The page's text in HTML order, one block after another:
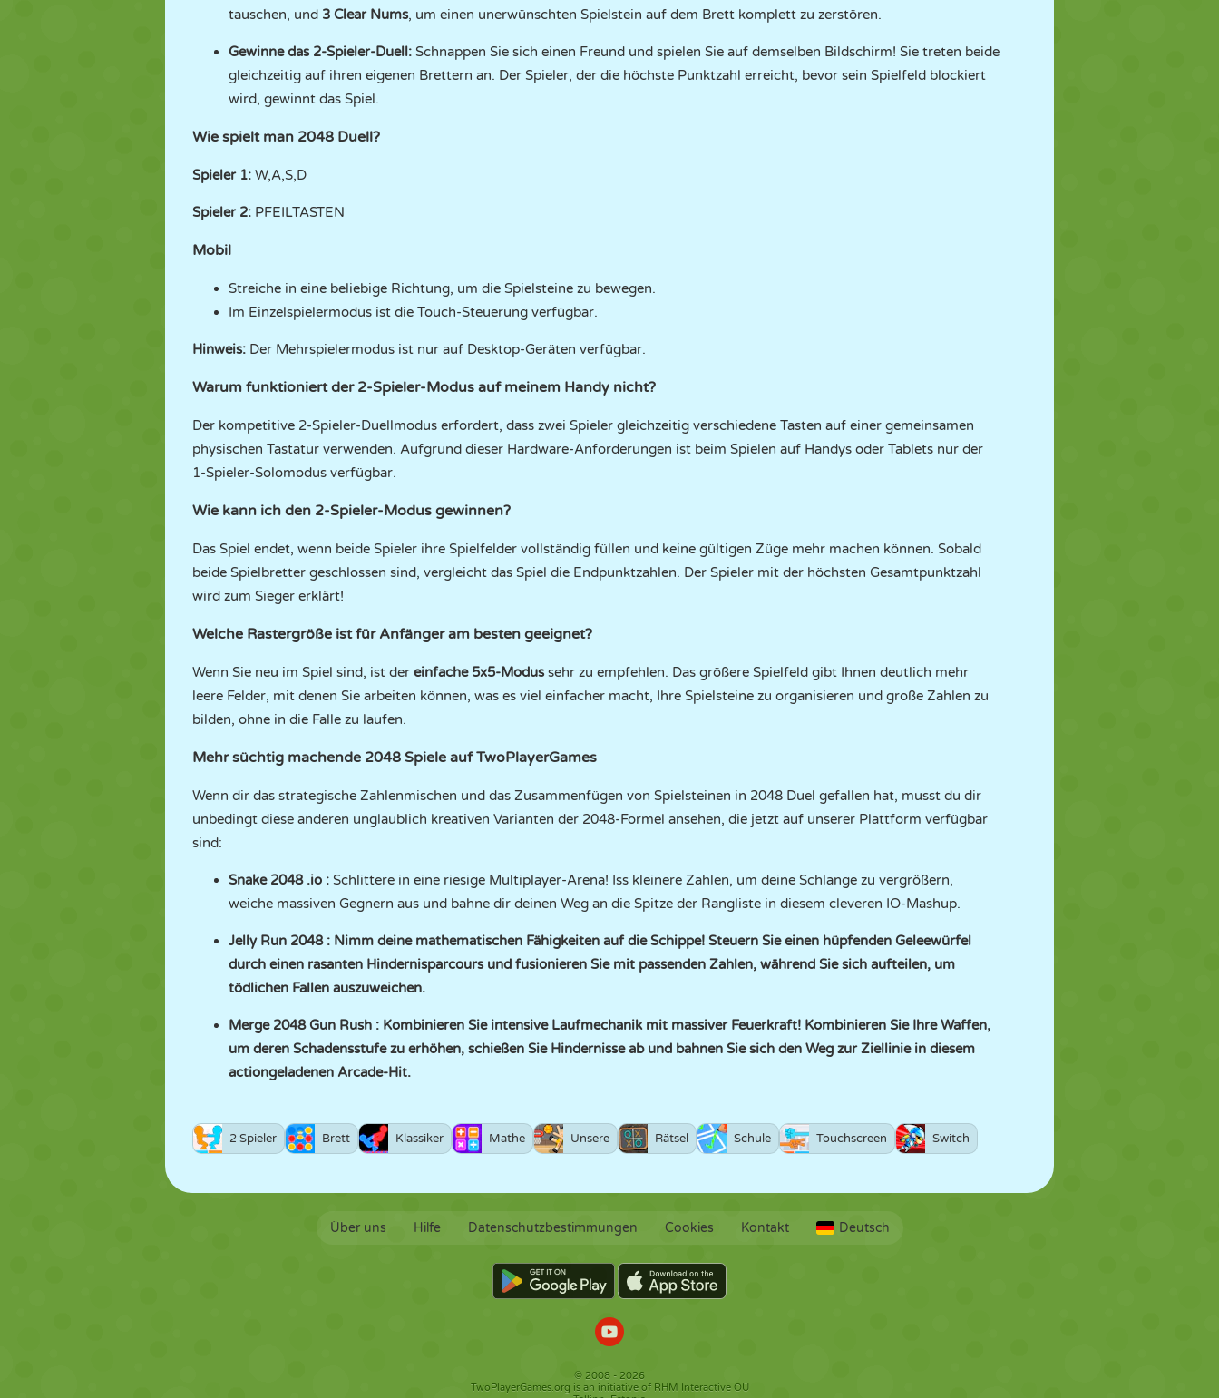
tauschen, und 3 Clear Nums, um einen unerwünschten Spielstein auf dem Brett komplett zu zerstören.
Gewinne das 2-Spieler-Duell: Schnappen Sie sich einen Freund und spielen Sie auf demselben Bildschirm! Sie treten beide
gleichzeitig auf ihren eigenen Brettern an. Der Spieler, der die höchste Punktzahl erreicht, bevor sein Spielfeld blockiert
wird, gewinnt das Spiel.
Wie spielt man 2048 Duell?
Spieler 1: W,A,S,D
Spieler 2: PFEILTASTEN
Mobil
Streiche in eine beliebige Richtung, um die Spielsteine zu bewegen.
Im Einzelspielermodus ist die Touch-Steuerung verfügbar.
Hinweis: Der Mehrspielermodus ist nur auf Desktop-Geräten verfügbar.
Warum funktioniert der 2-Spieler-Modus auf meinem Handy nicht?
Der kompetitive 2-Spieler-Duellmodus erfordert, dass zwei Spieler gleichzeitig verschiedene Tasten auf einer gemeinsamen
physischen Tastatur verwenden. Aufgrund dieser Hardware-Anforderungen ist beim Spielen auf Handys oder Tablets nur der
1-Spieler-Solomodus verfügbar.
Wie kann ich den 2-Spieler-Modus gewinnen?
Das Spiel endet, wenn beide Spieler ihre Spielfelder vollständig füllen und keine gültigen Züge mehr machen können. Sobald
beide Spielbretter geschlossen sind, vergleicht das Spiel die Endpunktzahlen. Der Spieler mit der höchsten Gesamtpunktzahl
wird zum Sieger erklärt!
Welche Rastergröße ist für Anfänger am besten geeignet?
Wenn Sie neu im Spiel sind, ist der einfache 5x5-Modussehr zu empfehlen. Das größere Spielfeld gibt Ihnen deutlich mehr
leere Felder, mit denen Sie arbeiten können, was es viel einfacher macht, Ihre Spielsteine zu organisieren und große Zahlen zu
bilden, ohne in die Falle zu laufen.
Mehr süchtig machende 2048 Spiele auf TwoPlayerGames
Wenn dir das strategische Zahlenmischen und das Zusammenfügen von Spielsteinen in 2048 Duel gefallen hat, musst du dir
unbedingt diese anderen unglaublich kreativen Varianten der 2048-Formel ansehen, die jetzt auf unserer Plattform verfügbar
sind:
Snake 2048 .io : Schlittere in eine riesige Multiplayer-Arena! Iss kleinere Zahlen, um deine Schlange zu vergrößern,
weiche massiven Gegnern aus und bahne dir deinen Weg an die Spitze der Rangliste in diesem cleveren IO-Mashup.
Jelly Run 2048: Nimm deine mathematischen Fähigkeiten auf die Schippe! Steuern Sie einen hüpfenden Geleewürfel
durch einen rasanten Hindernisparcours und fusionieren Sie mit passenden Zahlen, während Sie sich aufteilen, um
tödlichen Fallen auszuweichen.
Merge 2048 Gun Rush : Kombinieren Sie intensive Laufmechanik mit massiver Feuerkraft! Kombinieren Sie Ihre Waffen,
um deren Schadensstufe zu erhöhen, schießen Sie Hindernisse ab und bahnen Sie sich den Weg zur Ziellinie in diesem
actiongeladenen Arcade-Hit.
2 Spieler Brett Klassiker Mathe Unsere Rätsel Schule Touchscreen Switch
Über uns Hilfe Datenschutzbestimmungen Cookies Kontakt Deutsch
© 2008 - 2026
TwoPlayerGames.org is an initiative of RHM Interactive OÜ